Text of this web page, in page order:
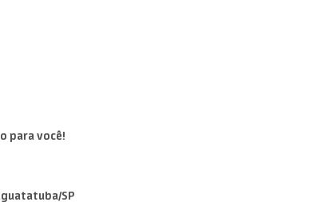
para você!
SP